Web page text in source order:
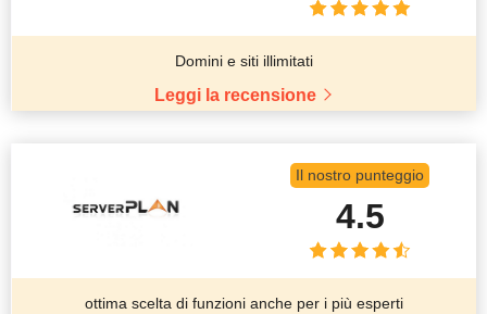
Domini e siti illimitati
Leggi la recensione
Il nostro punteggio
4.5
ottima scelta di funzioni anche per i più esperti